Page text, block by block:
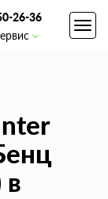
26-36
в